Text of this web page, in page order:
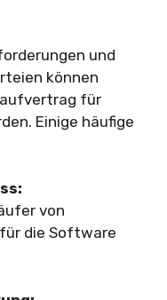
und
können
für
Einige häufige
von
die Software